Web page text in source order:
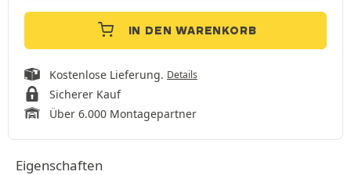
IN DEN WARENKORB
Kostenlose Lieferung. Details
Sicherer Kauf
Über 6.000 Montagepartner
Eigenschaften